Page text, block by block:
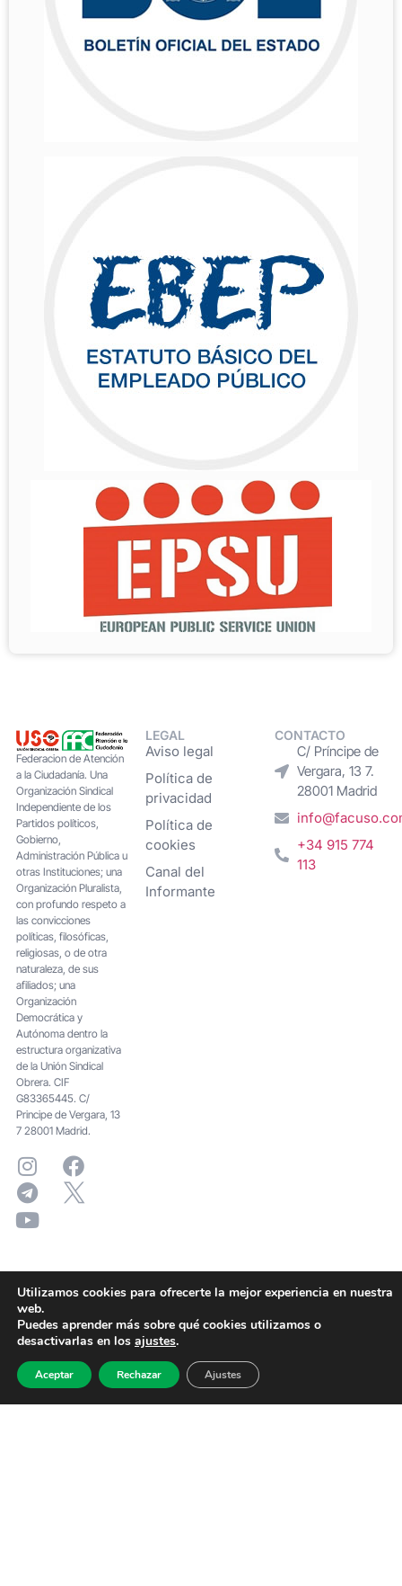
Federacion de Atención
a la Ciudadanía. Una
Organización Sindical
Independiente de los
Partidos políticos,
Gobierno,
Administración Pública u
otras Instituciones; una
Organización Pluralista,
con profundo respeto a
las convicciones
políticas, filosóficas,
religiosas, o de otra
naturaleza, de sus
afiliados; una
Organización
Democrática y
Autónoma dentro la
estructura organizativa
de la Unión Sindical
Obrera. CIF
G83365445. C/
Principe de Vergara, 13
7 28001 Madrid.
LEGAL
Aviso legal
Política de
privacidad
Política de
cookies
Canal del
Informante
CONTACTO
C/ Príncipe de
Vergara, 13 7.
28001 Madrid
+34 915 774
113
Utilizamos cookies para ofrecerte la mejor experiencia en nuestra
web.
Puedes aprender más sobre qué cookies utilizamos o
desactivarlas en los ajustes.
Aceptar Rechazar Ajustes